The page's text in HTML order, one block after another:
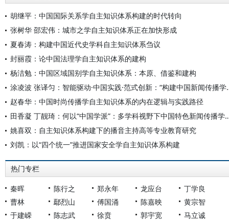
胡继平：中国国际关系学自主知识体系构建的时代转向
张树华 邵宏伟：城市之学自主知识体系正在加快形成
夏春涛：构建中国近代史学科自主知识体系刍议
封丽霞：论中国法理学自主知识体系的建构
杨洁勉：中国区域国别学自主知识体系：本原、借鉴和建构
涂凌波 张译匀：智能驱
赵春华：中国时尚传播学自主知识体系的内在逻辑与实践路径
田香凝 丁靓琦：何以“中国学派”
姚喜双：自主知识体系构建下的播音主持高等专业教育研究
刘凯：以“四个统一”推进国家安全学自主知识体系构建
热门专栏
秦晖 陈行之 郑永年 龙应台
丁学良
曹林
鄢烈山 傅国涌 陈嘉映
黄宗智
于建嵘
陈志武 徐贲 郭宇宽 马立诚